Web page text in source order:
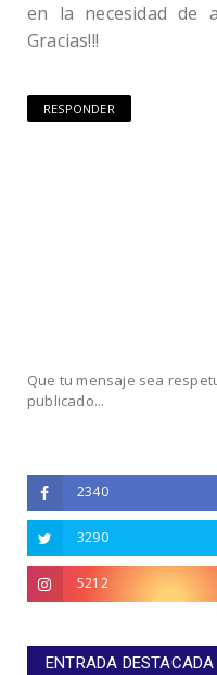
en la necesidad de
Gracias!!!
RESPONDER
Que tu mensaje sea
publicado...
2340
3290
5212
ENTRADA DESTACADA